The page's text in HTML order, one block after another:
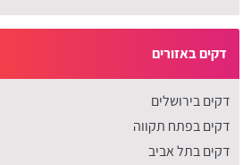
דקים באזורים
דקים בירושלים
דקים בפתח תקווה
דקים בתל אביב